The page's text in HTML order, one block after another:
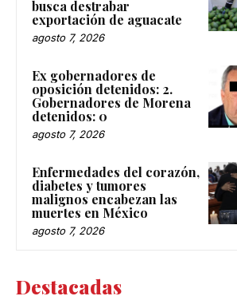
busca destrabar
exportación de aguacate
agosto 7, 2026
Ex gobernadores de
oposición detenidos: 2.
Gobernadores de Morena
detenidos: 0
agosto 7, 2026
Enfermedades del corazón,
diabetes y tumores
malignos encabezan las
muertes en México
agosto 7, 2026
Destacadas